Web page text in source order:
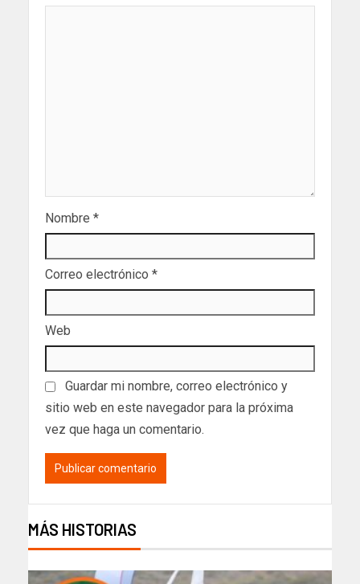
Nombre *
Correo electrónico *
Web
Guardar mi nombre, correo electrónico y
sitio web en este navegador para la próxima
vez que haga un comentario.
MÁS HISTORIAS